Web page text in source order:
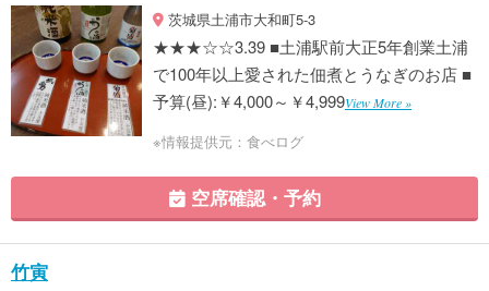
茨城県土浦市大和町5-3
★★★☆☆3.39 ■土浦駅前大正5年創業土浦
で100年以上愛された佃煮とうなぎのお店 ■
予算(昼):￥4,000～￥4,999View More »
※情報提供元：食べログ
空席確認・予約
竹寅